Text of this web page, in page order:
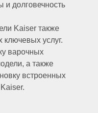
и долговечность
Kaiser также
ключевых услуг.
варочных
а также
встроенных